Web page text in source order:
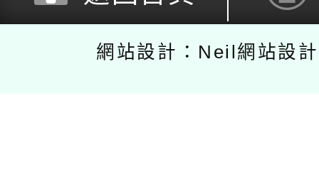
網站設計：Neil網站設